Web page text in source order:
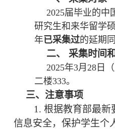
2025届毕业的中
研究生和来华留学
年已采集过的延期
二、 采集时间
2025年3月28日
二楼333。
三、注意事项
1. 根据教育部最新
信息安全，保护学生个